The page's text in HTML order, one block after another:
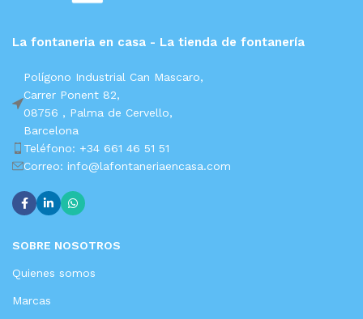
La fontaneria en casa - La tienda de fontanería
Polígono Industrial Can Mascaro,
Carrer Ponent 82,
08756 , Palma de Cervello,
Barcelona
Teléfono: +34 661 46 51 51
Correo: info@lafontaneriaencasa.com
SOBRE NOSOTROS
Quienes somos
Marcas